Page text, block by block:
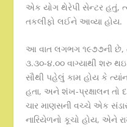
એક યોગ થેરેપી સેન્ટર હતું,
તકલીફો લઈને આવ્યા હોય.
આ વાત લગભગ ૧૯૭૭ની છે,
૩.૩૦-૪.૦૦ વાગ્યાથી શરુ થઇ
સૌથી પહેલું કામ હોય કે
હતા, અને શંખ-પ્રક્ષાલન તો
ચાર માણસની વચ્ચે એક
નારિયેળનો કૂચો હોય, એને